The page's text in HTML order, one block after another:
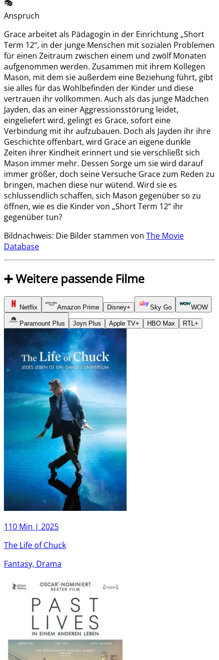
🎭
Anspruch
Grace arbeitet als Pädagogin in der Einrichtung „Short
Term 12“, in der junge Menschen mit sozialen Problemen
für einen Zeitraum zwischen einem und zwölf Monaten
aufgenommen werden. Zusammen mit ihrem Kollegen
Mason, mit dem sie außerdem eine Beziehung führt, gibt
sie alles für das Wohlbefinden der Kinder und diese
vertrauen ihr vollkommen. Auch als das junge Mädchen
Jayden, das an einer Aggressionsstörung leidet,
eingeliefert wird, gelingt es Grace, sofort eine
Verbindung mit ihr aufzubauen. Doch als Jayden ihr ihre
Geschichte offenbart, wird Grace an eigene dunkle
Zeiten ihrer Kindheit erinnert und sie verschließt sich
Mason immer mehr. Dessen Sorge um sie wird darauf
immer größer, doch seine Versuche Grace zum Reden zu
bringen, machen diese nur wütend. Wird sie es
schlussendlich schaffen, sich Mason gegenüber so zu
öffnen, wie es die Kinder von „Short Term 12“ ihr
gegenüber tun?
Bildnachweis: Die Bilder stammen von The Movie
Database
➕ Weitere passende Filme
Netflix Amazon Prime Disney+ Sky Go WOW
Paramount Plus Joyn Plus Apple TV+ HBO Max RTL+
110 Min | 2025
The Life of Chuck
Fantasy, Drama